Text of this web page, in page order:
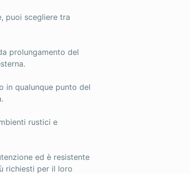
puoi scegliere tra
prolungamento del
in qualunque punto del
rustici e
ed è resistente
richiesti per il loro